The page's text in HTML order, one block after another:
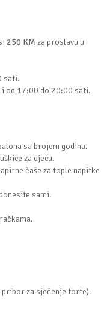
250 KM za proslavu u
sati.
od 17:00 do 20:00 sati.
sa brojem godina.
za djecu.
čaše za tople napitke
sami.
za sječenje torte).